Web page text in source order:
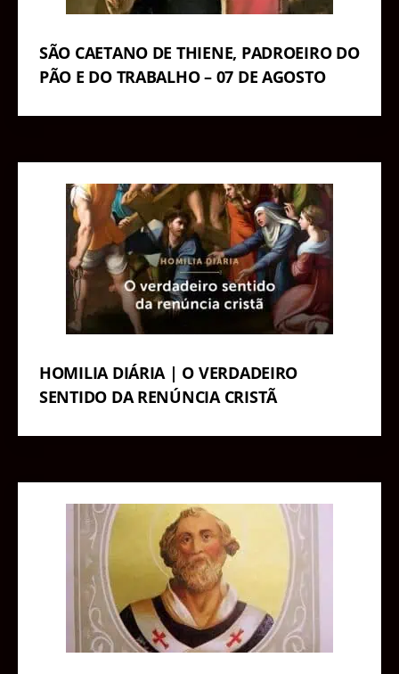
SÃO CAETANO DE THIENE, PADROEIRO DO
PÃO E DO TRABALHO – 07 DE AGOSTO
HOMILIA DIÁRIA | O VERDADEIRO
SENTIDO DA RENÚNCIA CRISTÃ